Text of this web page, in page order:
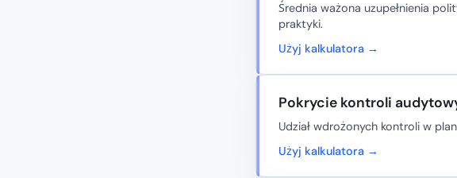
Średnia ważona uzupełnienia
praktyki.
Użyj kalkulatora →
Pokrycie kontroli
Udział wdrożonych kontroli w
Użyj kalkulatora →